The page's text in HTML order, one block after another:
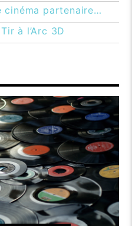
cinéma partenaire…
à l’Arc 3D